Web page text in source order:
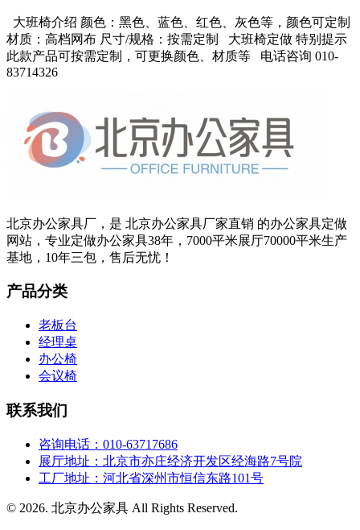
大班椅介绍 颜色：黑色、蓝色、红色、灰色等，颜色可定制
材质：高档网布 尺寸/规格：按需定制 大班椅定做 特别提示
此款产品可按需定制，可更换颜色、材质等 电话咨询 010-
83714326
北京办公家具厂，是 北京办公家具厂家直销 的办公家具定做
网站，专业定做办公家具38年，7000平米展厅70000平米生产
基地，10年三包，售后无忧！
产品分类
老板台
经理桌
办公椅
会议椅
联系我们
咨询电话：010-63717686
展厅地址：北京市亦庄经济开发区经海路7号院
工厂地址：河北省深州市恒信东路101号
© 2026. 北京办公家具 All Rights Reserved.